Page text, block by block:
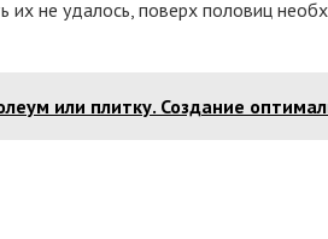
не удалось, поверх половиц
или плитку. Создание